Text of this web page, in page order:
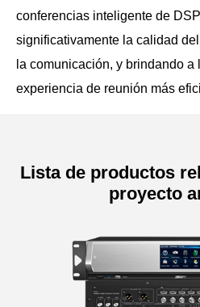
conferencias inteligente de
significativamente la calidad
la comunicación, y brindando a
experiencia de reunión más
Lista de productos
proyecto